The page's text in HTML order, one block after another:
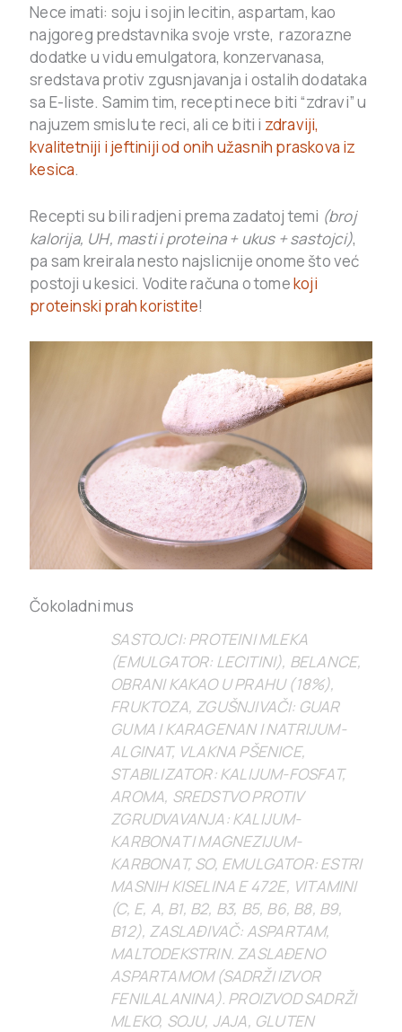
Nece imati: soju i sojin lecitin, aspartam, kao
najgoreg predstavnika svoje vrste, razorazne
dodatke u vidu emulgatora, konzervanasa,
sredstava protiv zgusnjavanja i ostalih dodataka
sa E-liste. Samim tim, recepti nece biti “zdravi” u
najuzem smislu te reci, ali ce biti i zdraviji,
kvalitetniji i jeftiniji od onih užasnih praskova iz
kesica.
Recepti su bili radjeni prema zadatoj temi (broj
kalorija, UH, masti i proteina + ukus + sastojci),
pa sam kreirala nesto najslicnije onome što već
postoji u kesici. Vodite računa o tomekoji
proteinski prah koristite!
Čokoladni mus
SASTOJCI: PROTEINI MLEKA
(EMULGATOR: LECITINI), BELANCE,
OBRANI KAKAO U PRAHU (18%),
FRUKTOZA, ZGUŠNJIVAČI: GUAR
GUMA I KARAGENAN I NATRIJUM-
ALGINAT, VLAKNA PŠENICE,
STABILIZATOR: KALIJUM-FOSFAT,
AROMA, SREDSTVO PROTIV
ZGRUDVAVANJA: KALIJUM-
KARBONAT I MAGNEZIJUM-
KARBONAT, SO, EMULGATOR: ESTRI
MASNIH KISELINA E 472E, VITAMINI
(C, E, A, B1, B2, B3, B5, B6, B8, B9,
B12), ZASLAĐIVAČ: ASPARTAM,
MALTODEKSTRIN. ZASLAĐENO
ASPARTAMOM (SADRŽI IZVOR
FENILALANINA). PROIZVOD SADRŽI
MLEKO, SOJU, JAJA, GLUTEN